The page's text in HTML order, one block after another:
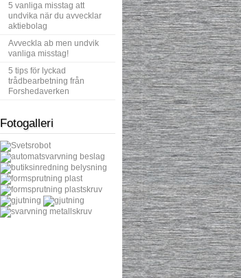
5 vanliga misstag att
undvika när du avvecklar
aktiebolag
Avveckla ab men undvik
vanliga misstag!
5 tips för lyckad
trådbearbetning från
Forshedaverken
Fotogalleri